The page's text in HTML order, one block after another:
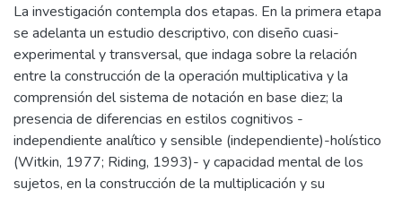
La investigación contempla dos etapas. En la primera etapa
se adelanta un estudio descriptivo, con diseño cuasi-
experimental y transversal, que indaga sobre la relación
entre la construcción de la operación multiplicativa y la
comprensión del sistema de notación en base diez; la
presencia de diferencias en estilos cognitivos -
independiente analítico y sensible (independiente)-holístico
(Witkin, 1977; Riding, 1993)- y capacidad mental de los
sujetos, en la construcción de la multiplicación y su